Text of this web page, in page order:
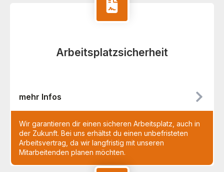
Arbeitsplatzsicherheit
mehr Infos
Wir garantieren dir einen sicheren Arbeitsplatz, auch in
der Zukunft. Bei uns erhältst du einen unbefristeten
Arbeitsvertrag, da wir langfristig mit unseren
Mitarbeitenden planen möchten.